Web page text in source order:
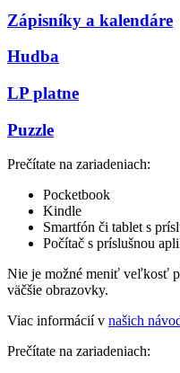
Zápisníky a kalendáre
Hudba
LP platne
Puzzle
Prečítate na zariadeniach:
Pocketbook
Kindle
Smartfón či tablet s
Počítač s príslušnou
Nie je možné meniť veľkosť
väčšie obrazovky.
Viac informácií v našich
Prečítate na zariadeniach: